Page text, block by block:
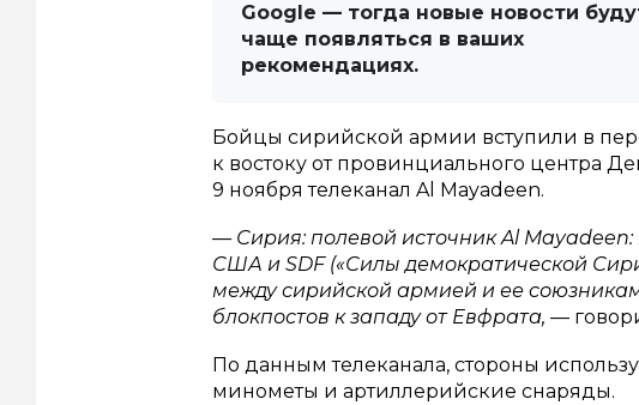
Google — тогда новые новости
чаще появляться в ваших
рекомендациях.
Бойцы сирийской армии вступили в
к востоку от провинциального центра
9 ноября телеканал Al Mayadeen.
— Сирия: полевой источник Al
США и SDF («Силы демократической
между сирийской армией и ее
блокпостов к западу от Евфрата, —
По данным телеканала, стороны
минометы и артиллерийские снаряды.